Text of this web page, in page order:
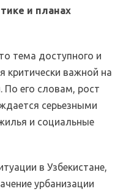
и планах
тема доступного и
критически важной на
По его словам, рост
серьезными
и социальные
в Узбекистане,
урбанизации